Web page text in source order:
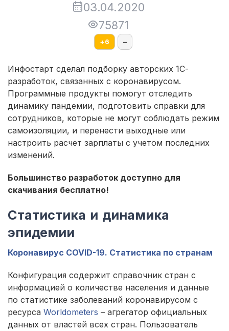
03.04.2020
75871
+6 –
Инфостарт сделал подборку авторских 1С-
разработок, связанных с коронавирусом.
Программные продукты помогут отследить
динамику пандемии, подготовить справки для
сотрудников, которые не могут соблюдать режим
самоизоляции, и перенести выходные или
настроить расчет зарплаты с учетом последних
изменений.
Большинство разработок доступно для
скачивания бесплатно!
Статистика и динамика
эпидемии
Коронавирус COVID-19. Статистика по странам
Конфигурация содержит справочник стран с
информацией о количестве населения и данные
по статистике заболеваний коронавирусом с
ресурса Worldometers – агрегатор официальных
данных от властей всех стран. Пользователь